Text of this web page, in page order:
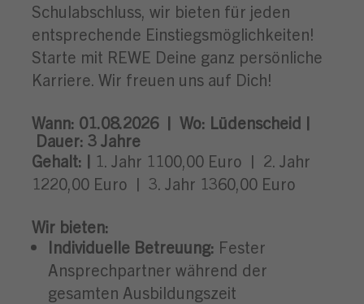
Schulabschluss, wir bieten für jeden
entsprechende Einstiegsmöglichkeiten!
Starte mit REWE Deine ganz persönliche
Karriere. Wir freuen uns auf Dich!
Wann: 01.08.2026 | Wo: Lüdenscheid |
Dauer: 3 Jahre
Gehalt: | 1. Jahr 1100,00 Euro | 2. Jahr
1220,00 Euro | 3. Jahr 1360,00 Euro
Wir bieten:
Individuelle Betreuung: Fester
Ansprechpartner während der
gesamten Ausbildungszeit